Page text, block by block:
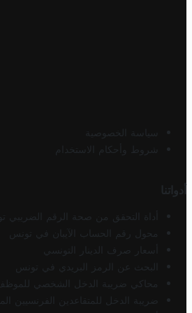
سياسة الخصوصية
شروط وأحكام الاستخدام
أدواتنا
أداة التحقق من صحة الرقم الضريبي
محول رقم الحساب الآيبان في تونس
أسعار صرف الدينار التونسي
البحث عن الرمز البريدي في تونس
محاكي ضريبة الدخل الشخصي للموظف/
ضريبة الدخل للمتقاعدين الفرنسيين